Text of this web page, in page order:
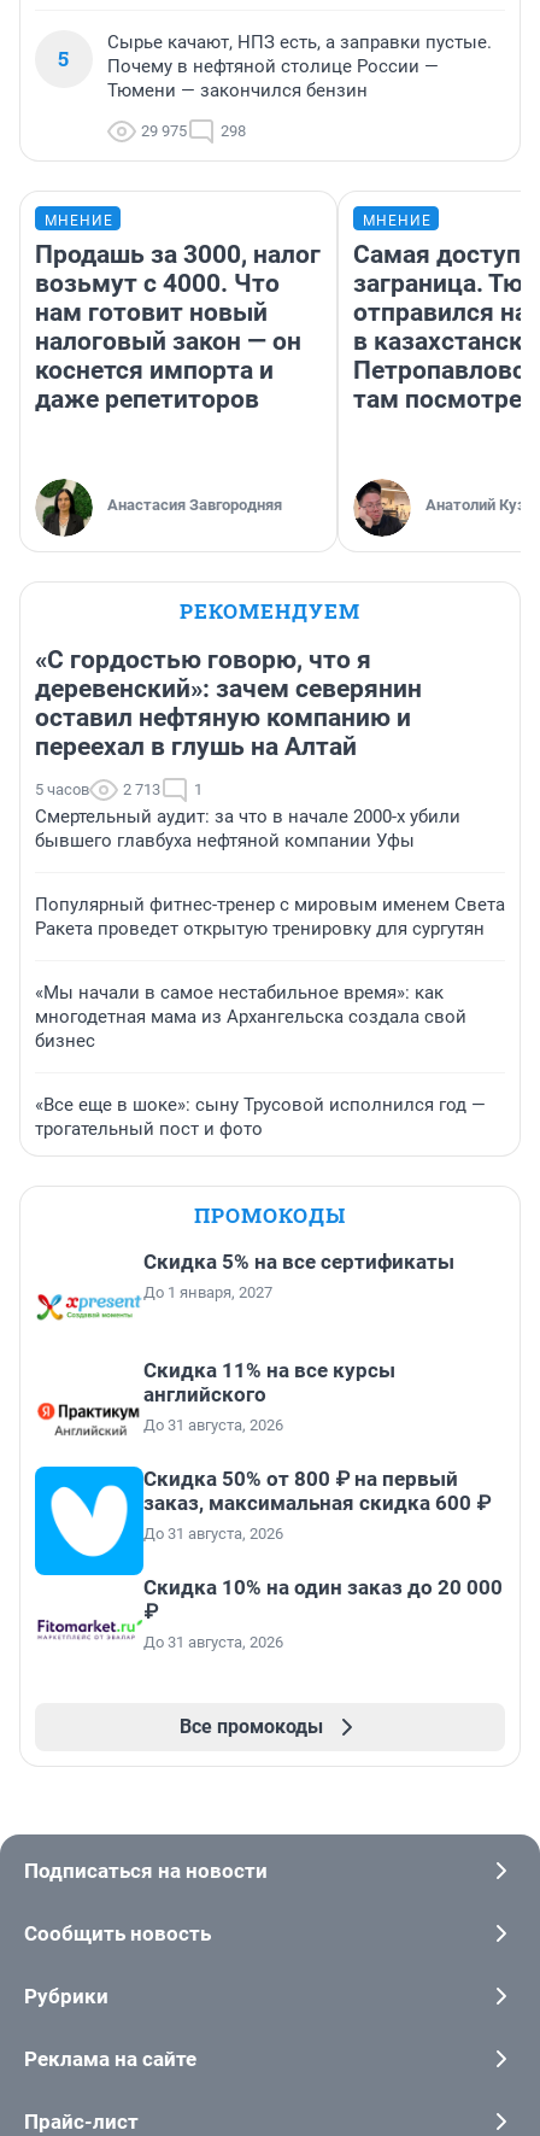
5
Сырье качают, НПЗ есть, а заправки пустые.
Почему в нефтяной столице России —
Тюмени — закончился бензин
29 975 298
МНЕНИЕ
Продашь за 3000, налог
возьмут с 4000. Что
нам готовит новый
налоговый закон — он
коснется импорта и
даже репетиторов
Анастасия Завгородняя
МНЕНИЕ
Самая
заграница.
отправился
в
там
Анатолий
РЕКОМЕНДУЕМ
«С гордостью говорю, что я
деревенский»: зачем северянин
оставил нефтяную компанию и
переехал в глушь на Алтай
5 часов 2 713 1
Смертельный аудит: за что в начале 2000-х убили
бывшего главбуха нефтяной компании Уфы
Популярный фитнес-тренер с мировым именем Света
Ракета проведет открытую тренировку для сургутян
«Мы начали в самое нестабильное время»: как
многодетная мама из Архангельска создала свой
бизнес
«Все еще в шоке»: сыну Трусовой исполнился год —
трогательный пост и фото
ПРОМОКОДЫ
Скидка 5% на все сертификаты
До 1 января, 2027
Скидка 11% на все курсы
английского
До 31 августа, 2026
Скидка 50% от 800 ₽ на первый
заказ, максимальная скидка 600 ₽
До 31 августа, 2026
Скидка 10% на один заказ до 20 000
₽
До 31 августа, 2026
Все промокоды
Подписаться на новости
Сообщить новость
Рубрики
Реклама на сайте
Прайс-лист